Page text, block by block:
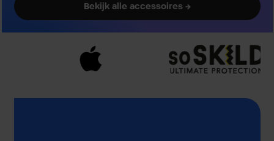
Bekijk alle accessoires →